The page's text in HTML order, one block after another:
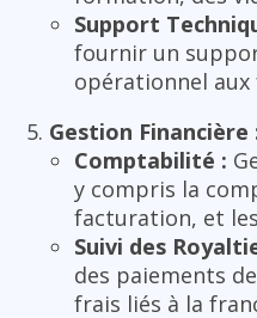
Support
fournir un
opérationnel aux
Gestion Financière
Comptabilité :
y compris la
facturation, et
Suivi des
des paiements
frais liés à la